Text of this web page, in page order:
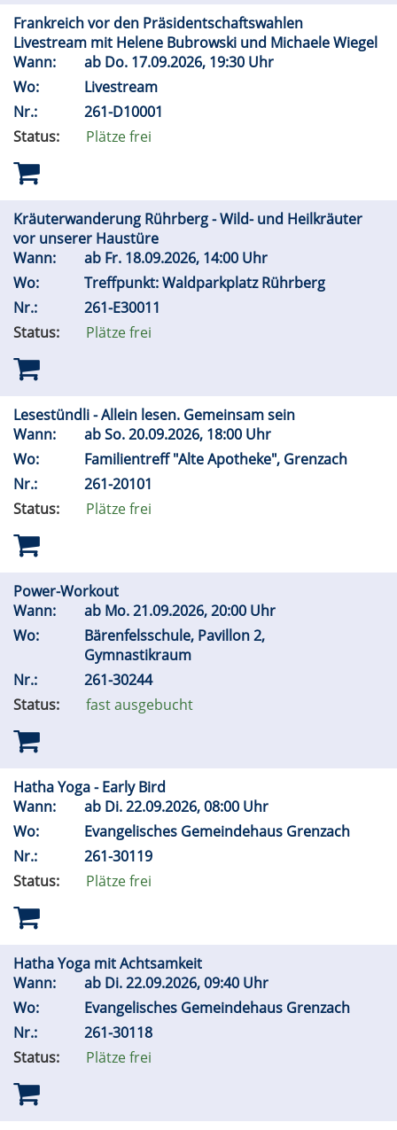
Frankreich vor den Präsidentschaftswahlen
Livestream mit Helene Bubrowski und Michaele Wiegel
Wann:
ab Do. 17.09.2026, 19:30 Uhr
Wo:
Livestream
Nr.:
261-D10001
Status:
Plätze frei
Kräuterwanderung Rührberg - Wild- und Heilkräuter
vor unserer Haustüre
Wann:
ab Fr. 18.09.2026, 14:00 Uhr
Wo:
Treffpunkt: Waldparkplatz Rührberg
Nr.:
261-E30011
Status:
Plätze frei
Lesestündli - Allein lesen. Gemeinsam sein
Wann:
abSo.20.09.2026, 18:00 Uhr
Wo:
Familientreff "Alte Apotheke", Grenzach
Nr.:
261-20101
Status:
Plätze frei
Power-Workout
Wann:
ab Mo.21.09.2026, 20:00 Uhr
Wo:
Bärenfelsschule, Pavillon 2,
Gymnastikraum
Nr.:
261-30244
Status:
fast ausgebucht
Hatha Yoga - Early Bird
Wann:
ab Di.22.09.2026, 08:00 Uhr
Wo:
Evangelisches Gemeindehaus Grenzach
Nr.:
261-30119
Status:
Plätze frei
Hatha Yoga mit Achtsamkeit
Wann:
ab Di.22.09.2026, 09:40 Uhr
Wo:
Evangelisches Gemeindehaus Grenzach
Nr.:
261-30118
Status:
Plätze frei